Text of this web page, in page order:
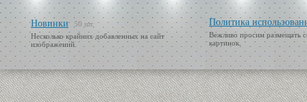
Новинки
50 шт.
Несколько крайних добавленных на сайт
изображений.
Политика
Вежливо просим размещать
картинок.